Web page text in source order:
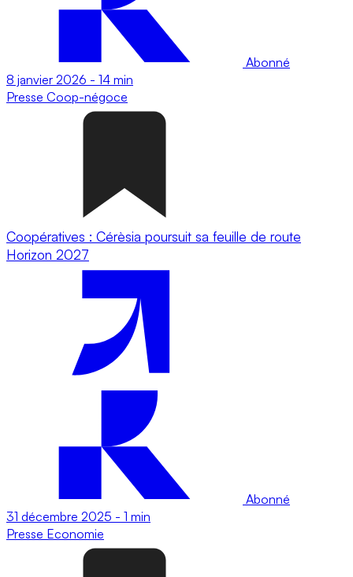
Abonné
8 janvier 2026 - 14 min
Presse Coop-négoce
Coopératives : Cérèsia poursuit sa feuille de route
Horizon 2027
Abonné
31 décembre 2025 - 1 min
Presse Economie